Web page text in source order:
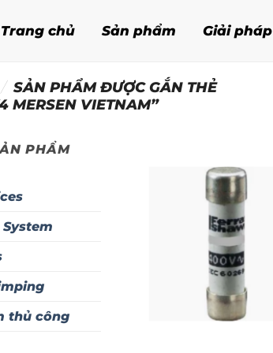
Trang chủ Sản phẩm Giải pháp
/ SẢN PHẨM ĐƯỢC GẮN THẺ
MERSEN VIETNAM”
PHẨM
thủ công